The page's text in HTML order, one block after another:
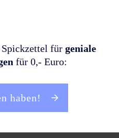
für geniale
für 0,- Euro:
haben!